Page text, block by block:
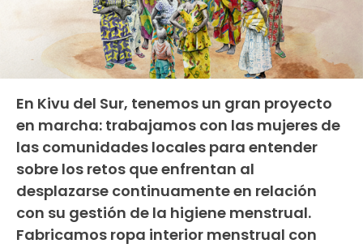
En Kivu del Sur, tenemos un gran proyecto
en marcha: trabajamos con las mujeres de
las comunidades locales para entender
sobre los retos que enfrentan al
desplazarse continuamente en relación
con su gestión de la higiene menstrual.
Fabricamos ropa interior menstrual con